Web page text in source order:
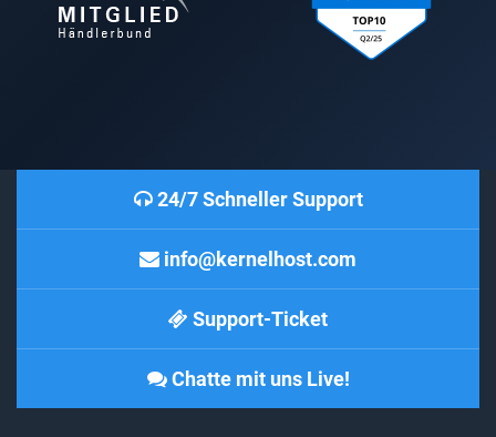
24/7 Schneller Support
info@kernelhost.com
Support-Ticket
Chatte mit uns Live!